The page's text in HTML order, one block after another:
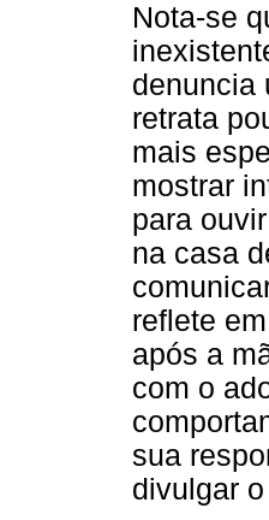
Nota-se
denuncia
retrata
mais
mostrar
para
na casa
reflete
após a
com o
sua
divulgar